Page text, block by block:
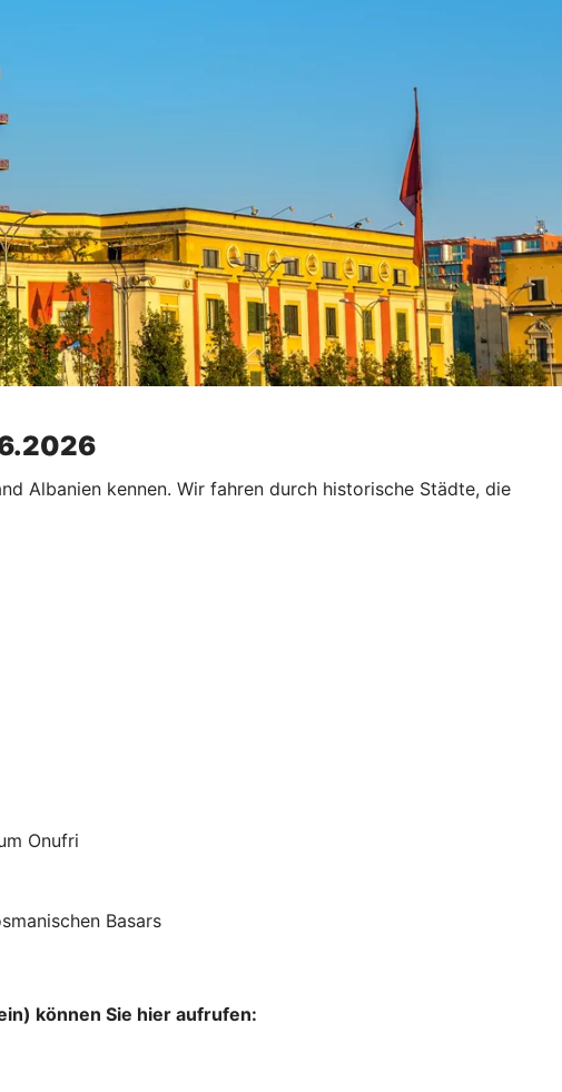
Albanien kennen. Wir fahren durch historische Städte, die
Onufri
Basars
können Sie hier aufrufen: